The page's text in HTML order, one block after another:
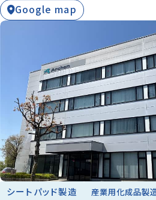
Google map
シートパッド製造 産業用化成品製